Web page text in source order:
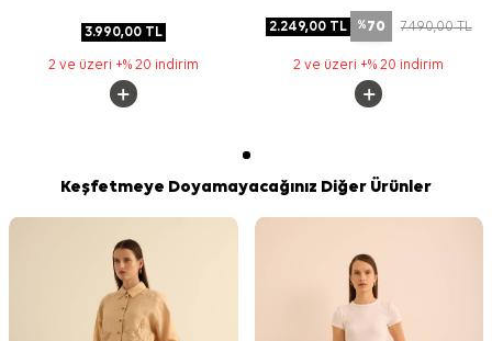
3.990,00TL
2 ve üzeri +% 20 indirim
2.249,00TL %70 7.490,00TL
2 ve üzeri +% 20 indirim
Keşfetmeye Doyamayacağınız Diğer Ürünler